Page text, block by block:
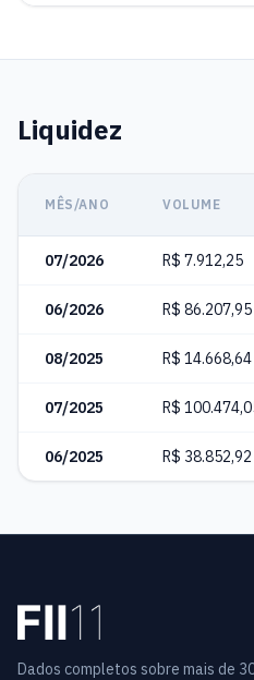
Liquidez
MÊS/ANO VOLUME
07/2026 R$ 7.912,25
06/2026 R$ 86.207,95
08/2025 R$ 14.668,64
07/2025 R$
06/2025 R$ 38.852,92
Dados completos sobre mais de